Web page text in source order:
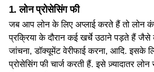
1. लोन प्रोसेसिंग फी
जब आप लोन के लिए अप्लाई करते हैं तो लोन
प्रक्रिया के दौरान कई खर्चे उठाने पड़ते हैं जैसे
जांचना, डॉक्यूमेंट वेरीफाई करना, आदि. इसके
प्रोसेसिंग फी चार्ज करती हैं. इसे ज़्यादातर लोन